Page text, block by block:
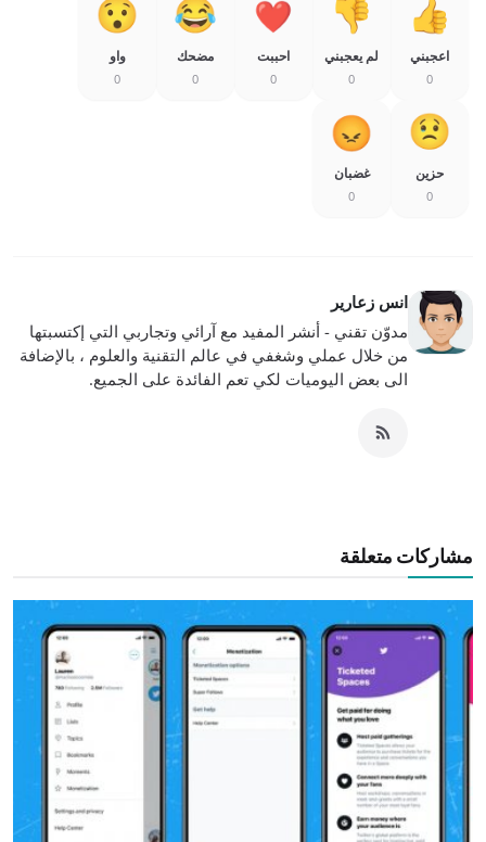
اعجبني
0
لم يعجبني
0
احببت
0
مضحك
0
واو
0
حزين
0
غضبان
0
انس زعارير
مدوّن تقني - أنشر المفيد مع آرائي وتجاربي التي إكتسبتها
من خلال عملي وشغفي في عالم التقنية والعلوم ، بالإضافة
الى بعض اليوميات لكي تعم الفائدة على الجميع.
مشاركات متعلقة